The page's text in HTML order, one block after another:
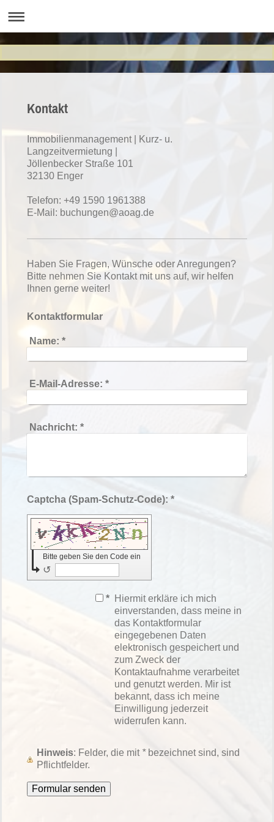
Kontakt
Immobilienmanagement | Kurz- u.
Langzeitvermietung |
Jöllenbecker Straße 101
32130 Enger
Telefon: +49 1590 1961388
E-Mail: buchungen@aoag.de
Haben Sie Fragen, Wünsche oder Anregungen?
Bitte nehmen Sie Kontakt mit uns auf, wir helfen
Ihnen gerne weiter!
Kontaktformular
Name: *
E-Mail-Adresse: *
Nachricht: *
Captcha (Spam-Schutz-Code): *
Bitte geben Sie den Code ein
↺
*
Hiermit erkläre ich mich
einverstanden, dass meine in
das Kontaktformular
eingegebenen Daten
elektronisch gespeichert und
zum Zweck der
Kontaktaufnahme verarbeitet
und genutzt werden. Mir ist
bekannt, dass ich meine
Einwilligung jederzeit
widerrufen kann.
Hinweis : Felder, die mit *bezeichnet sind, sind
Pflichtfelder.